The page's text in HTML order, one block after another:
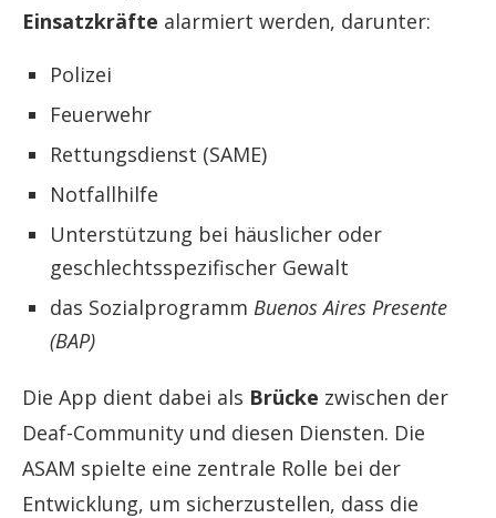
Einsatzkräfte alarmiert werden, darunter:
Polizei
Feuerwehr
Rettungsdienst (SAME)
Notfallhilfe
Unterstützung bei häuslicher oder
geschlechtsspezifischer Gewalt
das Sozialprogramm Buenos Aires Presente
(BAP)
Die App dient dabei als Brücke zwischen der
Deaf-Community und diesen Diensten. Die
ASAM spielte eine zentrale Rolle bei der
Entwicklung, um sicherzustellen, dass die